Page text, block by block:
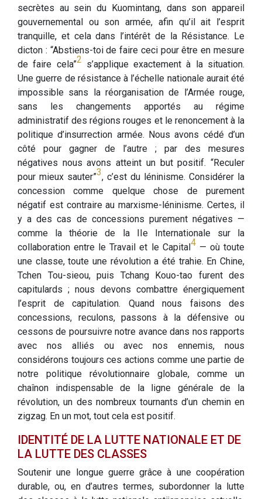
secrètes au sein du Kuomintang, dans son appareil
gouvernemental ou son armée, afin qu’il ait l’esprit
tranquille, et cela dans l’intérêt de la Résistance. Le
dicton : “Abstiens-toi de faire ceci pour être en mesure
de faire cela”2 s’applique exactement à la situation.
Une guerre de résistance à l’échelle nationale aurait été
impossible sans la réorganisation de l’Armée rouge,
sans les changements apportés au régime
administratif des régions rouges et le renoncement à la
politique d’insurrection armée. Nous avons cédé d’un
côté pour gagner de l’autre ; par des mesures
négatives nous avons atteint un but positif. “Reculer
pour mieux sauter”3, c’est du léninisme. Considérer la
concession comme quelque chose de purement
négatif est contraire au marxisme-léninisme. Certes, il
y a des cas de concessions purement négatives —
comme la théorie de la IIe Internationale sur la
collaboration entre le Travail et le Capital4— où toute
une classe, toute une révolution a été trahie. En Chine,
Tchen Tou-sieou, puis Tchang Kouo-tao furent des
capitulards ; nous devons combattre énergiquement
l’esprit de capitulation. Quand nous faisons des
concessions, reculons, passons à la défensive ou
cessons de poursuivre notre avance dans nos rapports
avec nos alliés ou avec nos ennemis, nous
considérons toujours ces actions comme une partie de
notre politique révolutionnaire globale, comme un
chaînon indispensable de la ligne générale de la
révolution, un des nombreux tournants d’un chemin en
zigzag. En un mot, tout cela est positif.
IDENTITÉ DE LA LUTTE NATIONALE ET DE
LA LUTTE DES CLASSES
Soutenir une longue guerre grâce à une coopération
durable, ou, en d’autres termes, subordonner la lutte